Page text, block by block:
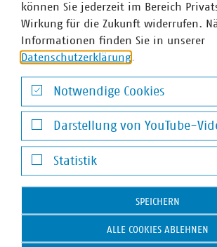
Um das MoU umzusetzen, wird der
verstetigt
. In diesem Zuge wird er auch
Formaten und Gremien wie dem
mitarbeitet, verzahnt.
Ansprechpartner
können Sie jederzeit im Bereich
Wirkung für die Zukunft widerrufen.
Informationen finden Sie in unserer
Datenschutzerklärung
Notwendige Cookies
Notwendige Cookies
Darstellung von YouTube-
Darstellung von YouTube-Videos
Statistik
Statistik
SPEICHERN
ALLE COOKIES ABLEHNEN